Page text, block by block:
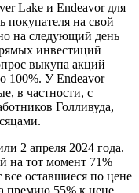
Lake и Endeavor для
покупателя на свой
на следующий день
инвестиций
выкупа акций
100%. У Endeavor
в частности, с
Голливуда,
2 апреля 2024 года.
на тот момент 71%
оставшиеся по цене